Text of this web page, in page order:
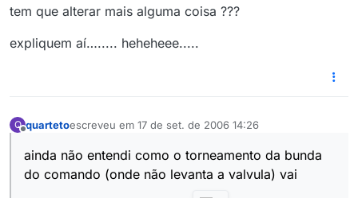
tem que alterar mais alguma coisa ???
expliquem aí…..... heheheee.....
Q quartetoescreveu em 17 de set. de 2006 14:26
última edição por
ainda não entendi como o torneamento da bunda
do comando (onde não levanta a valvula) vai